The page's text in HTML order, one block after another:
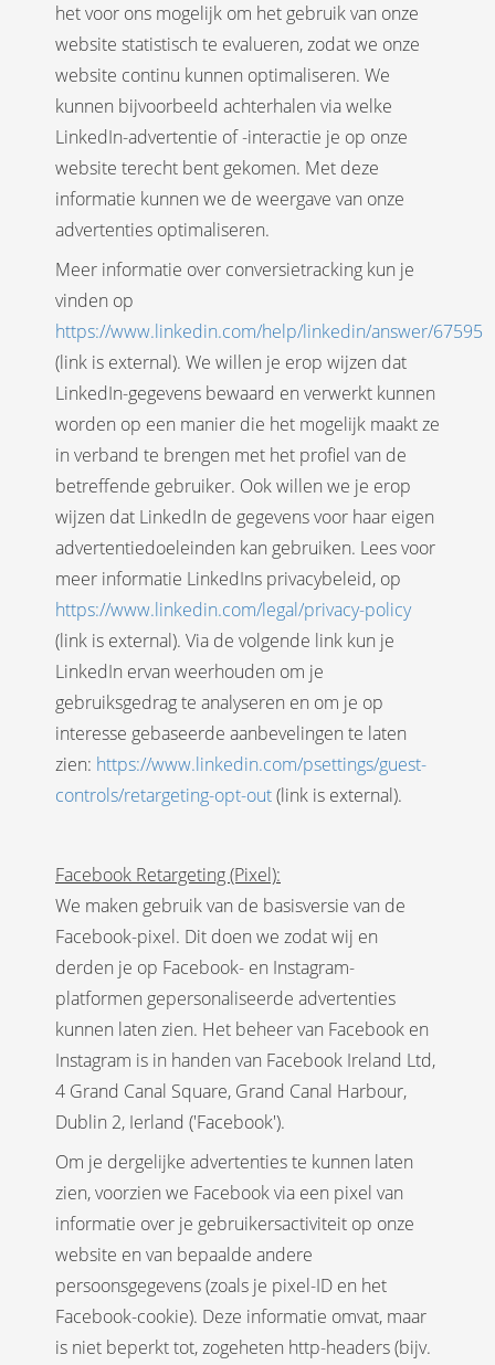
het voor ons mogelijk om het gebruik van onze
website statistisch te evalueren, zodat we onze
website continu kunnen optimaliseren. We
kunnen bijvoorbeeld achterhalen via welke
LinkedIn-advertentie of -interactie je op onze
website terecht bent gekomen. Met deze
informatie kunnen we de weergave van onze
advertenties optimaliseren.
Meer informatie over conversietracking kun je
vinden op
https://www.linkedin.com/help/linkedin/answer/67595
(link is external). We willen je erop wijzen dat
LinkedIn-gegevens bewaard en verwerkt kunnen
worden op een manier die het mogelijk maakt ze
in verband te brengen met het profiel van de
betreffende gebruiker. Ook willen we je erop
wijzen dat LinkedIn de gegevens voor haar eigen
advertentiedoeleinden kan gebruiken. Lees voor
meer informatie LinkedIns privacybeleid, op
https://www.linkedin.com/legal/privacy-policy
(link is external). Via de volgende link kun je
LinkedIn ervan weerhouden om je
gebruiksgedrag te analyseren en om je op
interesse gebaseerde aanbevelingen te laten
zien: https://www.linkedin.com/psettings/guest-
controls/retargeting-opt-out(link is external).
Facebook Retargeting (Pixel):
We maken gebruik van de basisversie van de
Facebook-pixel. Dit doen we zodat wij en
derden je op Facebook- en Instagram-
platformen gepersonaliseerde advertenties
kunnen laten zien. Het beheer van Facebook en
Instagram is in handen van Facebook Ireland Ltd,
4 Grand Canal Square, Grand Canal Harbour,
Dublin 2, Ierland ('Facebook').
Om je dergelijke advertenties te kunnen laten
zien, voorzien we Facebook via een pixel van
informatie over je gebruikersactiviteit op onze
website en van bepaalde andere
persoonsgegevens (zoals je pixel-ID en het
Facebook-cookie). Deze informatie omvat, maar
is niet beperkt tot, zogeheten http-headers (bijv.